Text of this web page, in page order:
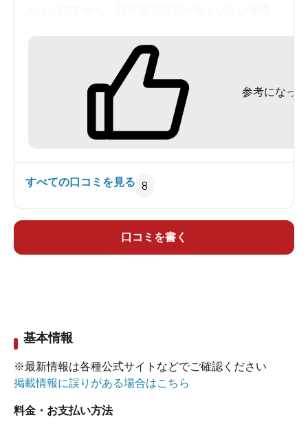
掛けていただくようになりました。温泉に来る人
のマナーも良く嫌な思いはしたことがありませ
とにかく泉質が良いと思います。最近家内も１回
／週位通っていますが、お湯が良いねと言ってい
気楽に行ける銭湯代わりの温泉です！！！
参考になった
すべての口コミを見る 8
口コミを書く
基本情報
※最新情報は各種公式サイトなどでご確認ください
掲載情報に誤りがある場合はこちら
料金・お支払い方法